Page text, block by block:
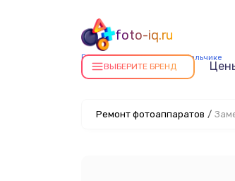
foto-iq.ru
Ремонт фотоаппаратов в Нальчике
ВЫБЕРИТЕ БРЕНД
Ремонт фотоаппаратов /